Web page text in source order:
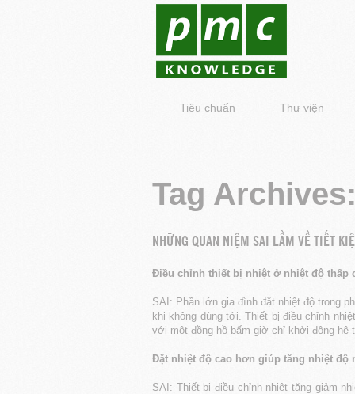
Tiêu chuẩn Thư viện
Tag
NHỮNG QUAN NIỆM SAI LẦM VỀ TIẾT
Điều chỉnh thiết bị nhiệt ở nhiệt độ
SAI: Phần lớn gia đình đặt nhiệt độ trong
khi không dùng tới. Thiết bị điều chỉnh
với một đồng hồ bấm giờ chỉ khởi động hệ
Đặt nhiệt độ cao hơn giúp tăng nhiệt
SAI: Thiết bị điều chỉnh nhiệt tăng giảm